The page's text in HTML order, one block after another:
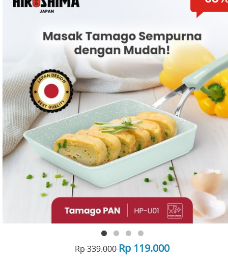
Rp 339.000Rp 119.000